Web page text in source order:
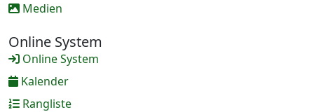
Medien
Online System
Online System
Kalender
Rangliste